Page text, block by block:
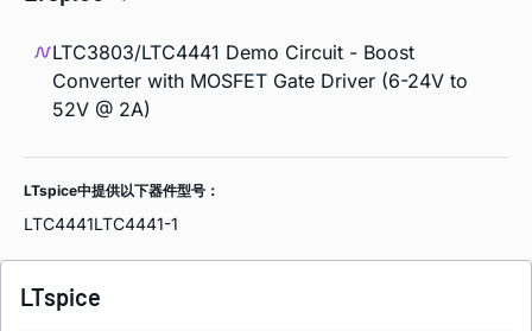
LTC3803/LTC4441 Demo Circuit - Boost
Converter with MOSFET Gate Driver (6-24V to
52V @ 2A)
LTspice中提供以下器件型号：
LTC4441LTC4441-1
LTspice